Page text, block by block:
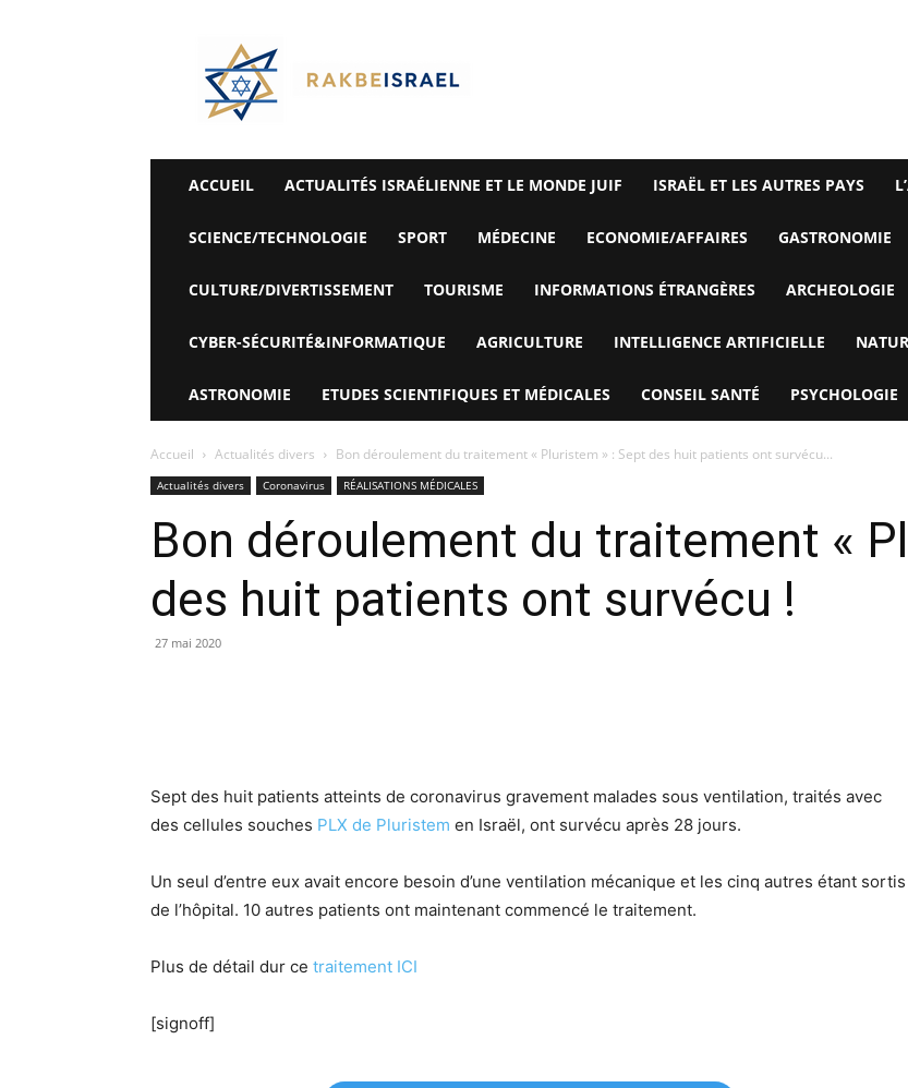
Rak
Be
Israel-
Alyaexpress-
News
ACCUEIL ACTUALITÉS ISRAÉLIENNE ET LE MONDE JUIF ISRAËL ET LES AUTRES PAYS
SCIENCE/TECHNOLOGIE SPORT MÉDECINE ECONOMIE/AFFAIRES GASTRONOMIE
CULTURE/DIVERTISSEMENT TOURISME INFORMATIONS ÉTRANGÈRES ARCHEOLOGIE
CYBER-SÉCURITÉ&INFORMATIQUE AGRICULTURE INTELLIGENCE ARTIFICIELLE
ASTRONOMIE ETUDES SCIENTIFIQUES ET MÉDICALES CONSEIL SANTÉ PSYCHOLOGIE
Accueil Actualités divers Bon déroulement du traitement « Pluristem » : Sept des huit patients ont survécu...
Actualités divers Coronavirus RÉALISATIONS MÉDICALES
Bon déroulement du traitement «
des huit patients ont survécu !
27 mai 2020
Sept des huit patients atteints de coronavirus gravement malades sous ventilation, traités avec
des cellules souches PLX de Pluristem en Israël, ont survécu après 28 jours.
Un seul d’entre eux avait encore besoin d’une ventilation mécanique et les cinq autres étant sortis
de l’hôpital. 10 autres patients ont maintenant commencé le traitement.
Plus de détail dur ce traitement ICI
[signoff]